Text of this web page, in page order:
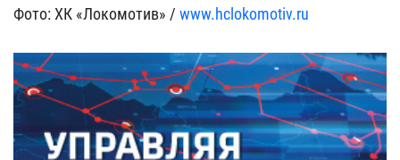
Фото: ХК «Локомотив» / www.hclokomotiv.ru